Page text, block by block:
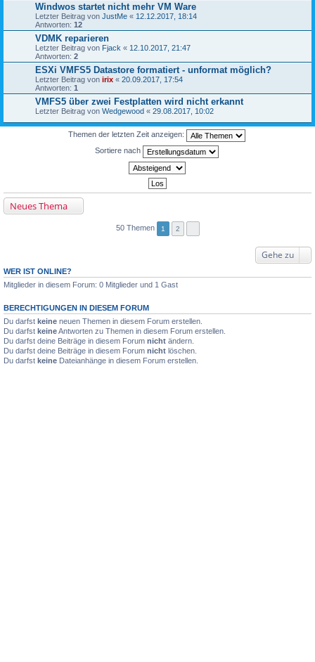
Windwos startet nicht mehr VM Ware
Letzter Beitrag von JustMe « 12.12.2017, 18:14
Antworten: 12
VDMK reparieren
Letzter Beitrag von Fjack « 12.10.2017, 21:47
Antworten: 2
ESXi VMFS5 Datastore formatiert - unformat möglich?
Letzter Beitrag von irix « 20.09.2017, 17:54
Antworten: 1
VMFS5 über zwei Festplatten wird nicht erkannt
Letzter Beitrag von Wedgewood « 29.08.2017, 10:02
Themen der letzten Zeit anzeigen:
Sortiere nach
Neues Thema
50 Themen 1 2
Gehe zu
WER IST ONLINE?
Mitglieder in diesem Forum: 0 Mitglieder und 1 Gast
BERECHTIGUNGEN IN DIESEM FORUM
Du darfst keine neuen Themen in diesem Forum erstellen.
Du darfst keineAntworten zu Themen in diesem Forum erstellen.
Du darfst deine Beiträge in diesem Forum nicht ändern.
Du darfst deine Beiträge in diesem Forum nicht löschen.
Du darfst keine Dateianhänge in diesem Forum erstellen.